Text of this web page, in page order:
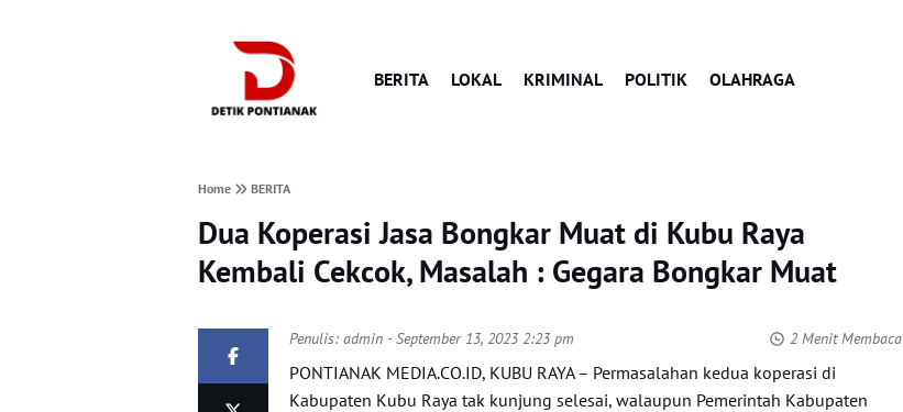
BERITA LOKAL KRIMINAL POLITIK OLAHRAGA
Home BERITA
Dua Koperasi Jasa Bongkar Muat di Kubu Raya
Kembali Cekcok, Masalah : Gegara Bongkar Muat
Penulis:admin - September 13, 2023 2:23 pm 2 Menit Membaca
PONTIANAK MEDIA.CO.ID, KUBU RAYA – Permasalahan kedua koperasi di
Kabupaten Kubu Raya tak kunjung selesai, walaupun Pemerintah Kabupaten